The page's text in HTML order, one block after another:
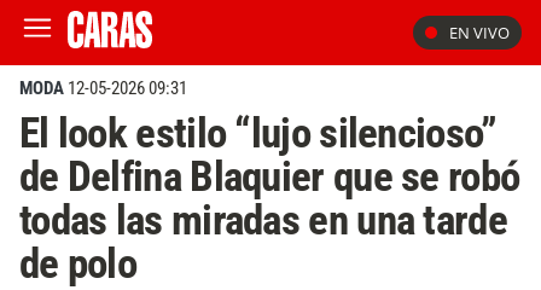
EN VIVO
MODA 12-05-2026 09:31
El look estilo “lujo silencioso”
de Delfina Blaquier que se robó
todas las miradas en una tarde
de polo